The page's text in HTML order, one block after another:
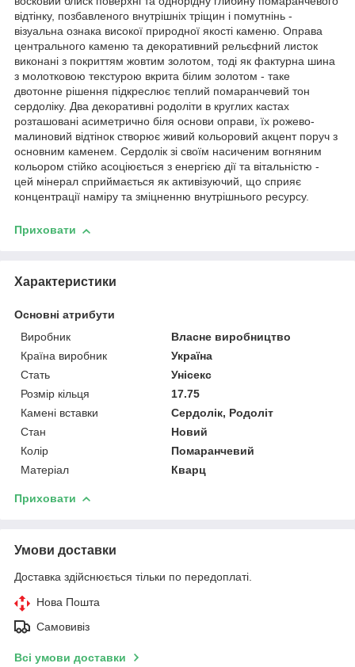
відтінку, позбавленого внутрішніх тріщин і помутнінь -
візуальна ознака високої природної якості каменю. Оправа
центрального каменю та декоративний рельєфний листок
виконані з покриттям жовтим золотом, тоді як фактурна шина
з молотковою текстурою вкрита білим золотом - таке
двотонне рішення підкреслює теплий помаранчевий тон
сердоліку. Два декоративні родоліти в круглих кастах
розташовані асиметрично біля основи оправи, їх рожево-
малиновий відтінок створює живий кольоровий акцент поруч з
основним каменем. Сердолік зі своїм насиченим вогняним
кольором стійко асоціюється з енергією дії та вітальністю -
цей мінерал сприймається як активізуючий, що сприяє
концентрації наміру та зміцненню внутрішнього ресурсу.
Приховати
Характеристики
Основні атрибути
Виробник
Власне виробництво
Країна виробник
Україна
Стать
Унісекс
Розмір кільця
17.75
Камені вставки
Сердолік, Родоліт
Стан
Новий
Колір
Помаранчевий
Матеріал
Кварц
Приховати
Умови доставки
Доставка здійснюється тільки по передоплаті.
Нова Пошта
Самовивіз
Всі умови доставки